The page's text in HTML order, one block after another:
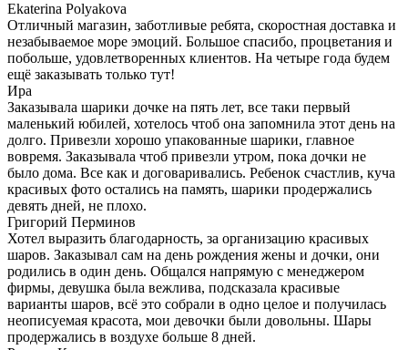
Ekaterina Polyakova
Отличный магазин, заботливые ребята, скоростная доставка и
незабываемое море эмоций. Большое спасибо, процветания и
побольше, удовлетворенных клиентов. На четыре года будем
ещё заказывать только тут!
Ира
Заказывала шарики дочке на пять лет, все таки первый
маленький юбилей, хотелось чтоб она запомнила этот день на
долго. Привезли хорошо упакованные шарики, главное
вовремя. Заказывала чтоб привезли утром, пока дочки не
было дома. Все как и договаривались. Ребенок счастлив, куча
красивых фото остались на память, шарики продержались
девять дней, не плохо.
Григорий Перминов
Хотел выразить благодарность, за организацию красивых
шаров. Заказывал сам на день рождения жены и дочки, они
родились в один день. Общался напрямую с менеджером
фирмы, девушка была вежлива, подсказала красивые
варианты шаров, всё это собрали в одно целое и получилась
неописуемая красота, мои девочки были довольны. Шары
продержались в воздухе больше 8 дней.